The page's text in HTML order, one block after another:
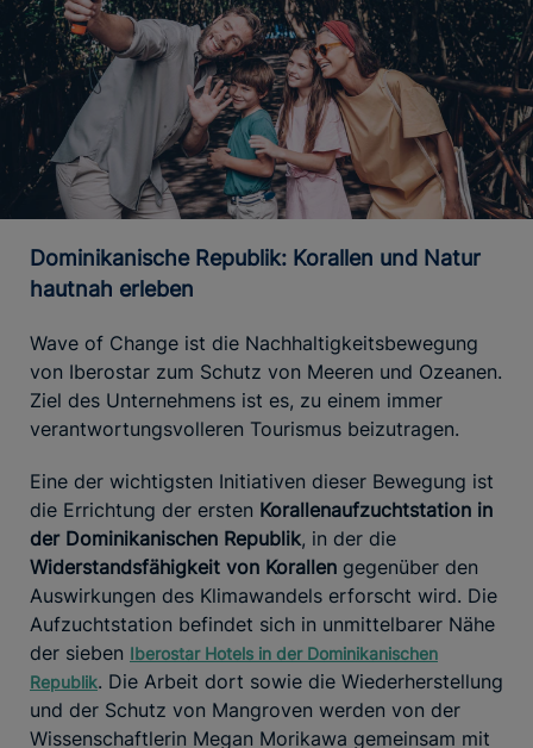
Dominikanische Republik: Korallen und Natur
hautnah erleben
Wave of Change ist die Nachhaltigkeitsbewegung
von Iberostar zum Schutz von Meeren und Ozeanen.
Ziel des Unternehmens ist es, zu einem immer
verantwortungsvolleren Tourismus beizutragen.
Eine der wichtigsten Initiativen dieser Bewegung ist
die Errichtung der ersten Korallenaufzuchtstation in
der Dominikanischen Republik, in der die
Widerstandsfähigkeit von Korallen gegenüber den
Auswirkungen des Klimawandels erforscht wird. Die
Aufzuchtstation befindet sich in unmittelbarer Nähe
der sieben Iberostar Hotels in der Dominikanischen
Republik. Die Arbeit dort sowie die Wiederherstellung
und der Schutz von Mangroven werden von der
Wissenschaftlerin Megan Morikawa gemeinsam mit